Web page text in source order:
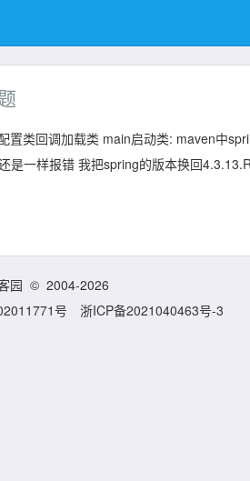
置类回调加载类 main启动类: maven中
是一样报错 我把spring的版本换回
园 © 2004-2026
号
浙ICP备2021040463号-3